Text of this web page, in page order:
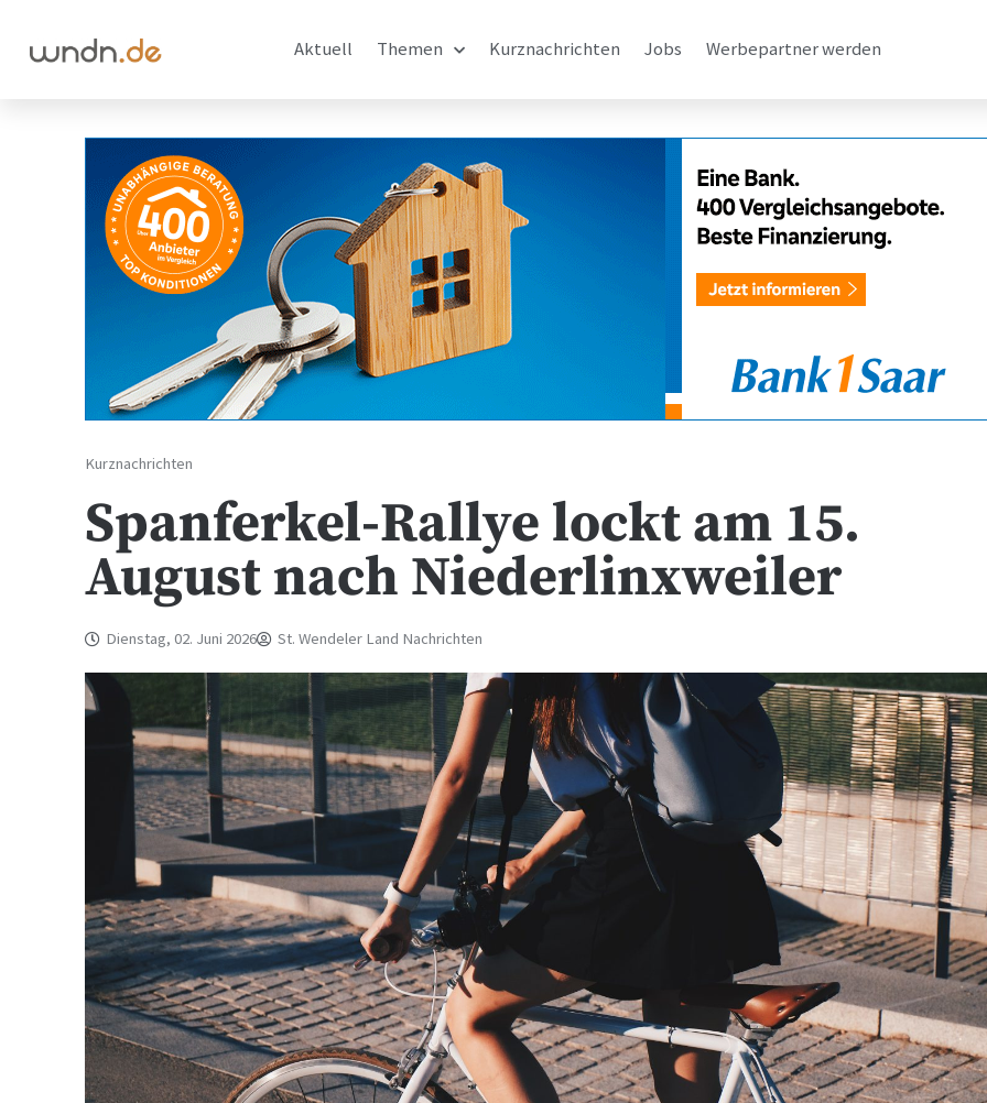
Aktuell Themen Kurznachrichten Jobs Werbepartner werden
Kurznachrichten
Spanferkel-Rallye lockt am 15.
August nach Niederlinxweiler
Dienstag, 02. Juni 2026 St. Wendeler Land Nachrichten